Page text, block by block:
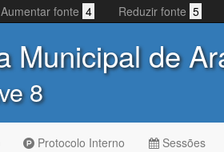
Aumentar fonte 4 Reduzir fonte 5
Municipal de
8
Protocolo Interno Sessões